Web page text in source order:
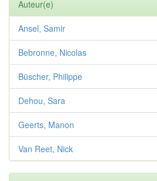
Auteur(e)
Ansel, Samir
Bebronne, Nicolas
Büscher, Philippe
Dehou, Sara
Geerts, Manon
Van Reet, Nick